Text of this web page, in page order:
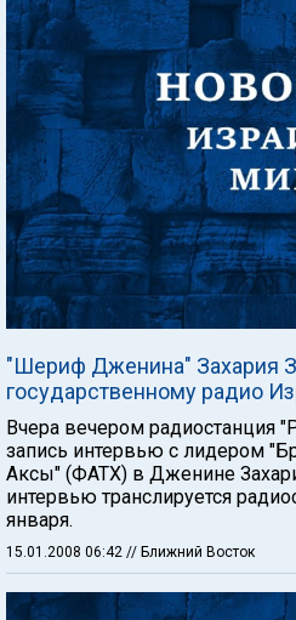
"Шериф Дженина" Захария
государственному радио
Вчера вечером радиостанция
запись интервью с лидером
Аксы" (ФАТХ) в Дженине
интервью транслируется
января.
15.01.2008 06:42 // Ближний Восток